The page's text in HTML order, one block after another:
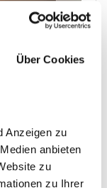
Über Cookies
Anzeigen zu
anbieten
zu
zu Ihrer